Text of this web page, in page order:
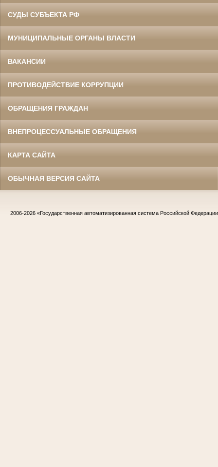
СУДЫ СУБЪЕКТА РФ
МУНИЦИПАЛЬНЫЕ ОРГАНЫ ВЛАСТИ
ВАКАНСИИ
ПРОТИВОДЕЙСТВИЕ КОРРУПЦИИ
ОБРАЩЕНИЯ ГРАЖДАН
ВНЕПРОЦЕССУАЛЬНЫЕ ОБРАЩЕНИЯ
КАРТА САЙТА
ОБЫЧНАЯ ВЕРСИЯ САЙТА
2006-2026 «Государственная автоматизированная система Российской